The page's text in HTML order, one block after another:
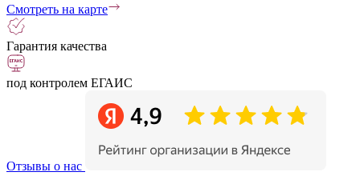
Смотреть на карте
Гарантия качества
под контролем ЕГАИС
Отзывы о нас